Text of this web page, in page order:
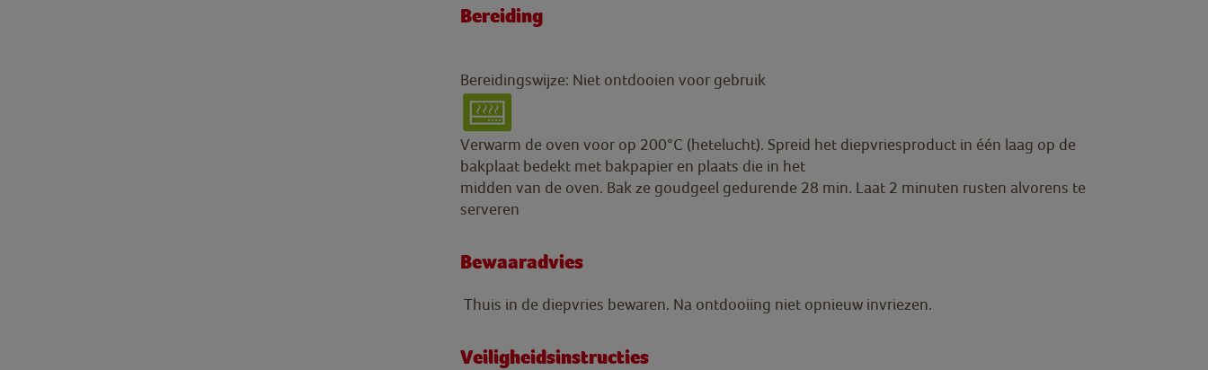
Bereiding
Bereidingswijze: Niet ontdooien voor gebruik
Verwarm de oven voor op 200°C (hetelucht). Spreid het diepvriesproduct in één laag op de
bakplaat bedekt met bakpapier en plaats die in het
midden van de oven. Bak ze goudgeel gedurende 28 min. Laat 2 minuten rusten alvorens te
serveren
Bewaaradvies
Thuis in de diepvries bewaren. Na ontdooiing niet opnieuw invriezen.
Veiligheidsinstructies